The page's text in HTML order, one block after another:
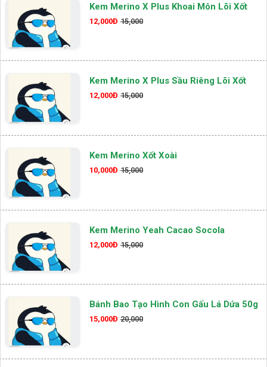
Kem Merino X Plus Khoai Môn Lõi Xốt
12,000Đ 15,000
Kem Merino X Plus Sầu Riêng Lõi Xốt
12,000Đ 15,000
Kem Merino Xốt Xoài
10,000Đ 15,000
Kem Merino Yeah Cacao Socola
12,000Đ 15,000
Bánh Bao Tạo Hình Con Gấu Lá Dứa 50g
15,000Đ 20,000